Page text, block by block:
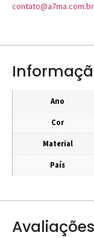
contato@a7ma.com.br
Ano
Cor
Material
País
Avaliações